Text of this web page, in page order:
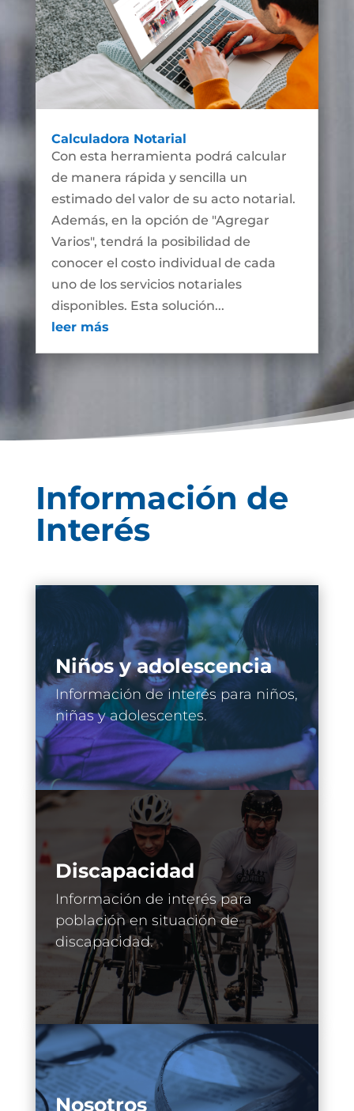
Calculadora Notarial
Con esta herramienta podrá calcular
de manera rápida y sencilla un
estimado del valor de su acto notarial.
Además, en la opción de "Agregar
Varios", tendrá la posibilidad de
conocer el costo individual de cada
uno de los servicios notariales
disponibles. Esta solución...
leer más
Información de
Interés
Niños y adolescencia
Información de interés para niños,
niñas y adolescentes.
Discapacidad
Información de interés para
población en situación de
discapacidad.
Nosotros